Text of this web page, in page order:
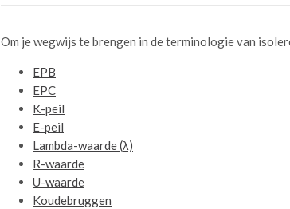
Om je wegwijs te brengen in de terminologie van
EPB
EPC
K-peil
E-peil
Lambda-waarde (λ)
R-waarde
U-waarde
Koudebruggen